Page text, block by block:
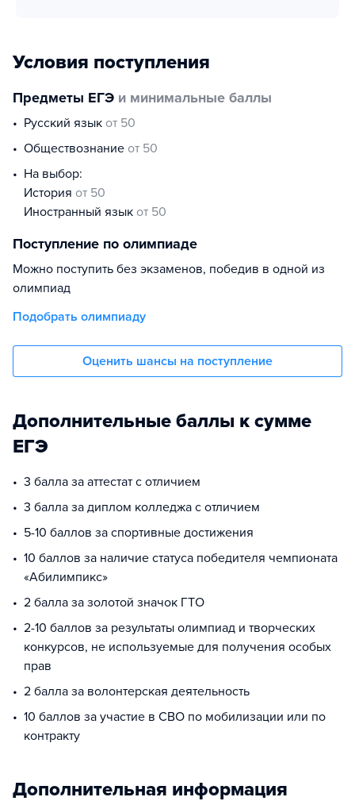
Условия поступления
Предметы ЕГЭ и минимальные баллы
русский язык от 50
обществознание от 50
На выбор:
история от 50
иностранный язык от 50
Поступление по олимпиаде
Можно поступить без экзаменов, победив в одной из
олимпиад
Подобрать олимпиаду
Оценить шансы на поступление
Дополнительные баллы к сумме
ЕГЭ
3 балла за аттестат с отличием
3 балла за диплом колледжа с отличием
5-10 баллов за спортивные достижения
10 баллов за наличие статуса победителя чемпионата
«Абилимпикс»
2 балла за золотой значок ГТО
2-10 баллов за результаты олимпиад и творческих
конкурсов, не используемые для получения особых
прав
2 балла за волонтерская деятельность
10 баллов за участие в СВО по мобилизации или по
контракту
Дополнительная информация